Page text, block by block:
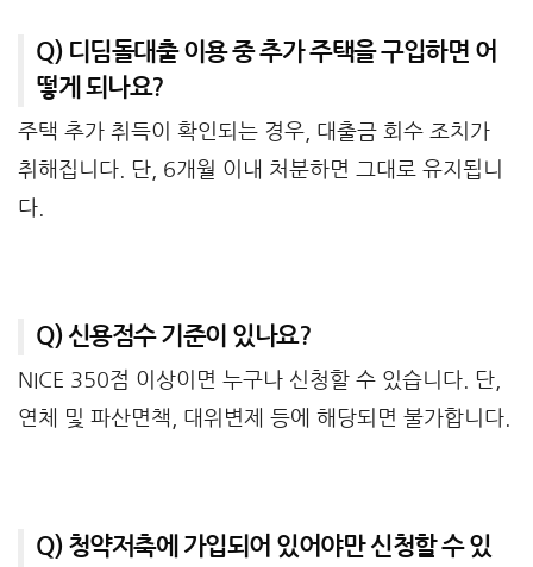
Q) 디딤돌대출 이용 중 추가 주택을 구입하면 어
떻게 되나요?
주택 추가 취득이 확인되는 경우, 대출금 회수 조치가
취해집니다. 단, 6개월 이내 처분하면 그대로 유지됩니
다.
Q) 신용점수 기준이 있나요?
NICE 350점 이상이면 누구나 신청할 수 있습니다. 단,
연체 및 파산면책, 대위변제 등에 해당되면 불가합니다.
Q) 청약저축에 가입되어 있어야만 신청할 수 있